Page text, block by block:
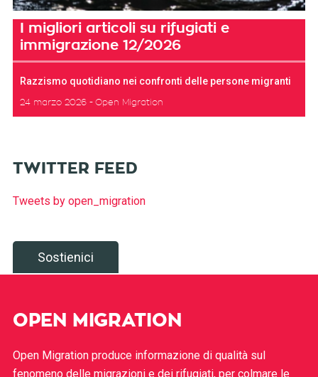
I migliori articoli su rifugiati e
immigrazione 12/2026
Razzismo quotidiano nei confronti delle persone migranti
24 marzo 2026 Open Migration
TWITTER FEED
Tweets by open_migration
Sostienici
OPEN MIGRATION
Open Migration produce informazione di qualità sul
fenomeno delle migrazioni e dei rifugiati, per colmare le